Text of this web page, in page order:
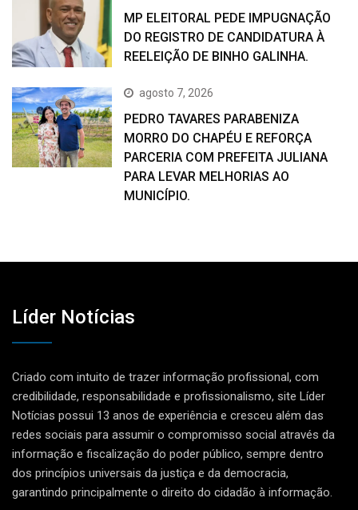
MP ELEITORAL PEDE IMPUGNAÇÃO
DO REGISTRO DE CANDIDATURA À
REELEIÇÃO DE BINHO GALINHA.
agosto 7, 2026
PEDRO TAVARES PARABENIZA
MORRO DO CHAPÉU E REFORÇA
PARCERIA COM PREFEITA JULIANA
PARA LEVAR MELHORIAS AO
MUNICÍPIO.
Líder Notícias
Criado com intuito de trazer informação profissional, com
credibilidade, responsabilidade e profissionalismo, site Líder
Notícias possui 13 anos de experiência e cresceu além das
redes sociais para assumir o compromisso social através da
informação e fiscalização do poder público, sempre dentro
dos princípios universais da justiça e da democracia,
garantindo principalmente o direito do cidadão à informação.